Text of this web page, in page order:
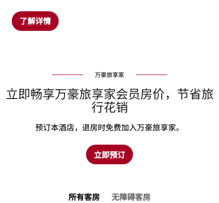
了解详情
万豪旅享家
立即畅享万豪旅享家会员房价，节省旅
行花销
预订本酒店，退房时免费加入万豪旅享家。
立即预订
所有客房 无障碍客房